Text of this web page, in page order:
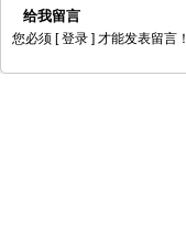
给我留言
您必须 [ 登录 ] 才能发表留言！